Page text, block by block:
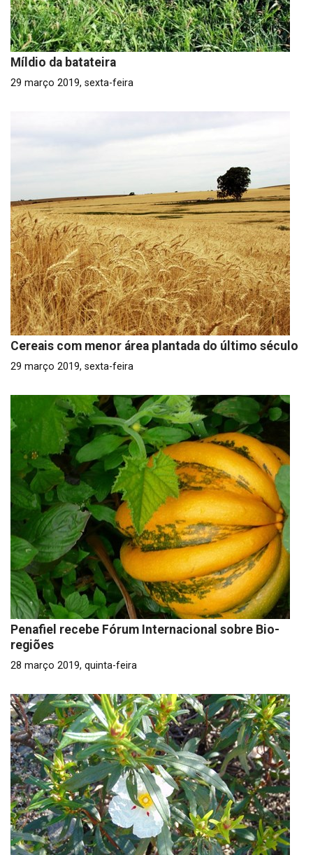
Míldio da batateira
29 março 2019, sexta-feira
Cereais com menor área plantada do último século
29 março 2019, sexta-feira
Penafiel recebe Fórum Internacional sobre Bio-
regiões
28 março 2019, quinta-feira